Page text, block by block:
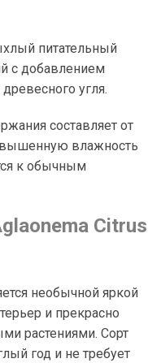
питательный
с добавлением
угля.
составляет от
влажность
к обычным
Citrus
необычной яркой
и прекрасно
растениями. Сорт
год и не требует